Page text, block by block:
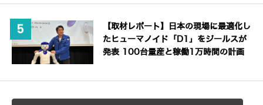
【取材レポート】日本の現場に最適化し
たヒューマノイド「D1」をジールスが
発表 100台量産と稼働1万時間の計画